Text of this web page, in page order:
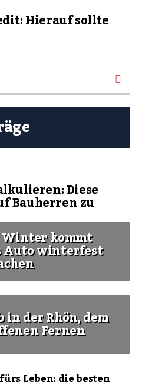
Hierauf sollte
Diese
Bauherren zu
Winter kommt
Auto winterfest
der Rhön, dem
Fernen
Leben: die besten